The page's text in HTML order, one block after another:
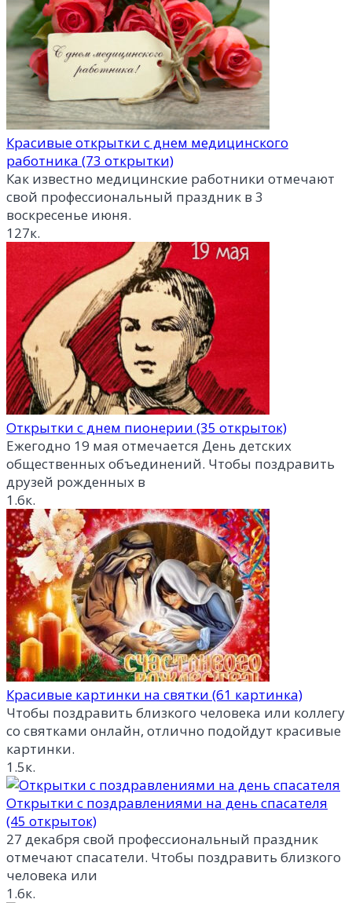
Красивые открытки с днем медицинского
работника (73 открытки)
Как известно медицинские работники отмечают
свой профессиональный праздник в 3
воскресенье июня.
127к.
Открытки с днем пионерии (35 открыток)
Ежегодно 19 мая отмечается День детских
общественных объединений. Чтобы поздравить
друзей рожденных в
1.6к.
Красивые картинки на святки (61 картинка)
Чтобы поздравить близкого человека или коллегу
со святками онлайн, отлично подойдут красивые
картинки.
1.5к.
Открытки с поздравлениями на день спасателя
(45 открыток)
27 декабря свой профессиональный праздник
отмечают спасатели. Чтобы поздравить близкого
человека или
1.6к.